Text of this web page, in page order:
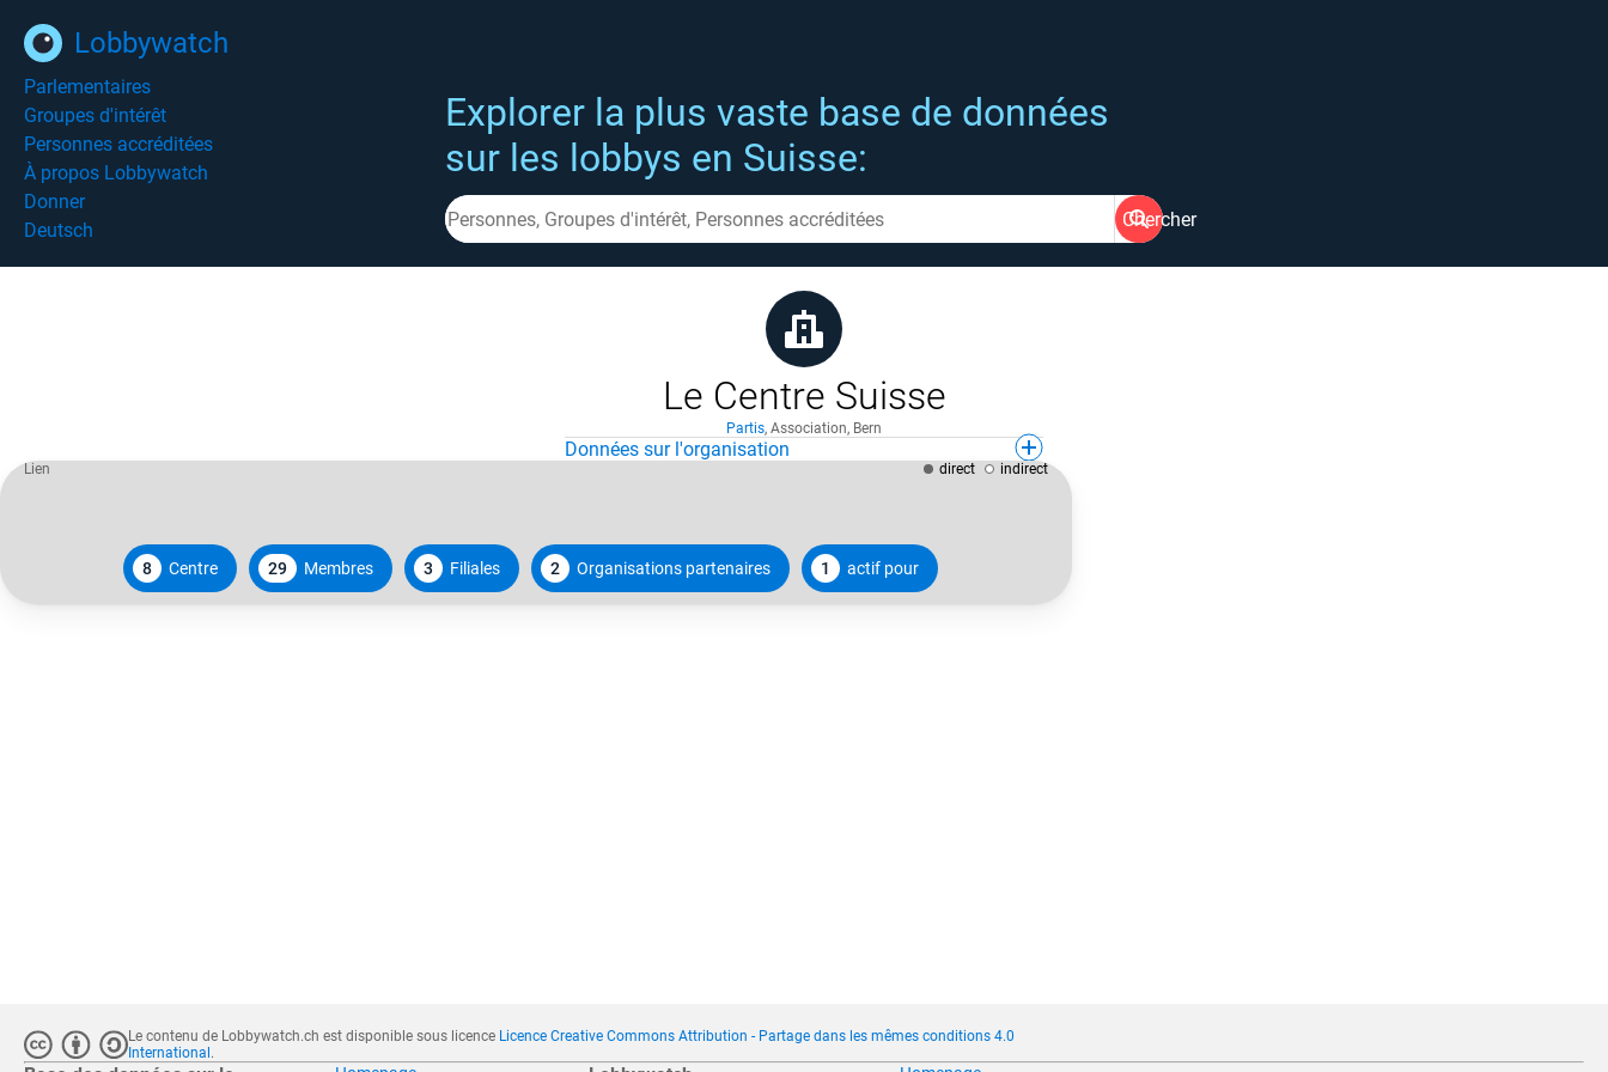
Lobbywatch
Parlementaires
Groupes d'intérêt
Personnes accréditées
À propos Lobbywatch
Donner
Deutsch
Explorer la plus vaste base de données
sur les lobbys en Suisse:
Chercher
Le Centre Suisse
Partis, Association, Bern
Données sur l'organisation
8 Centre 29 Membres 3 Filiales 2 Organisations partenaires 1 actif pour
Lien direct indirect
Le contenu de Lobbywatch.ch est disponible sous licence Licence Creative Commons Attribution - Partage dans les mêmes conditions 4.0
International .